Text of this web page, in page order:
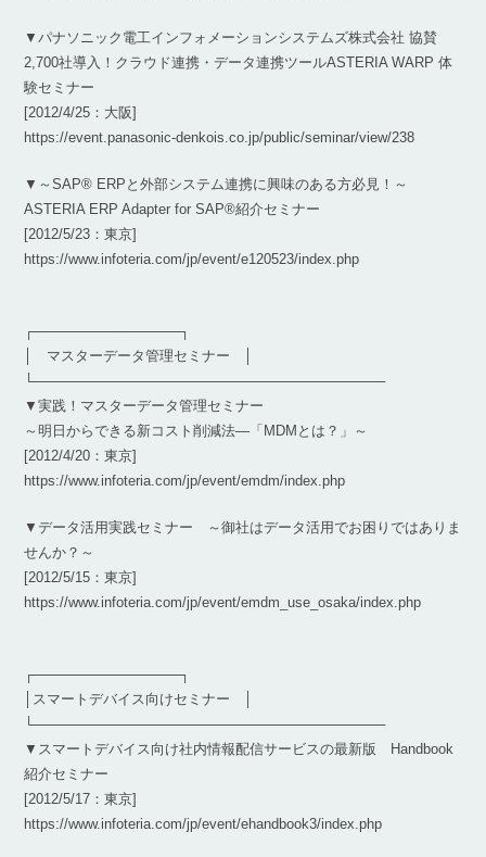
▼パナソニック電工インフォメーションシステムズ株式会社 協賛
2,700社導入！クラウド連携・データ連携ツールASTERIA WARP 体
験セミナー
[2012/4/25：大阪]
https://event.panasonic-denkois.co.jp/public/seminar/view/238
▼～SAP® ERPと外部システム連携に興味のある方必見！～
ASTERIA ERP Adapter for SAP®紹介セミナー
[2012/5/23：東京]
https://www.infoteria.com/jp/event/e120523/index.php
┌───────────────┐
│ マスターデータ管理セミナー │
└────────────────────────────────────
▼実践！マスターデータ管理セミナー
～明日からできる新コスト削減法―「MDMとは？」～
[2012/4/20：東京]
https://www.infoteria.com/jp/event/emdm/index.php
▼データ活用実践セミナー ～御社はデータ活用でお困りではありま
せんか？～
[2012/5/15：東京]
https://www.infoteria.com/jp/event/emdm_use_osaka/index.php
┌───────────────┐
│スマートデバイス向けセミナー │
└────────────────────────────────────
▼スマートデバイス向け社内情報配信サービスの最新版 Handbook
紹介セミナー
[2012/5/17：東京]
https://www.infoteria.com/jp/event/ehandbook3/index.php